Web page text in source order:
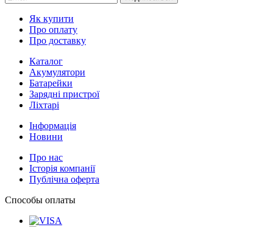
Як купити
Про оплату
Про доставку
Каталог
Акумулятори
Батарейки
Зарядні пристрої
Ліхтарі
Інформація
Новини
Про нас
Історія компанії
Публічна оферта
Способы оплаты